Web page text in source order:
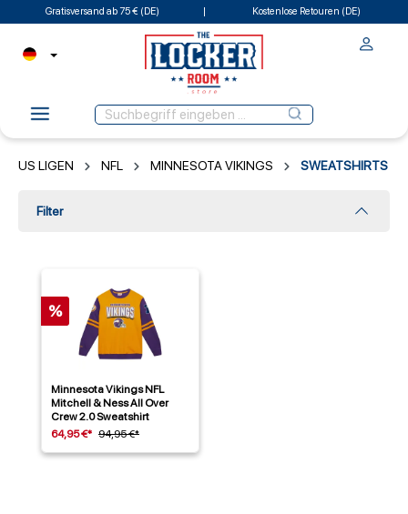
Gratisversand ab 75 € (DE) Kostenlose Retouren (DE)
US LIGEN NFL MINNESOTA VIKINGS SWEATSHIRTS
Filter
%
Minnesota Vikings NFL
Mitchell & Ness All Over
Crew 2.0 Sweatshirt
64,95 €* 94,95 €*